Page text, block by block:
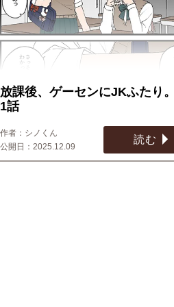
放課後、ゲーセンにJKふたり
1話
シノくん
2025.12.09
読む